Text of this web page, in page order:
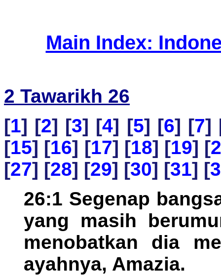
Main Index:
2 Tawarikh 26
[1] [2] [3] [4] [5] [6] [7]
[15] [16] [17] [18] [19] [
[27] [28] [29] [30] [31] [
26:1 Segenap
yang masih
menobatkan dia
ayahnya, Amazia.